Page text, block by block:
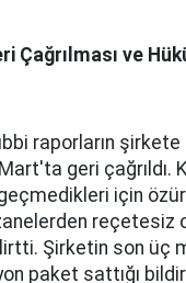
Çağrılması ve
raporların
geri çağrıldı.
için
reçetesiz
Şirketin son üç
paket sattığı